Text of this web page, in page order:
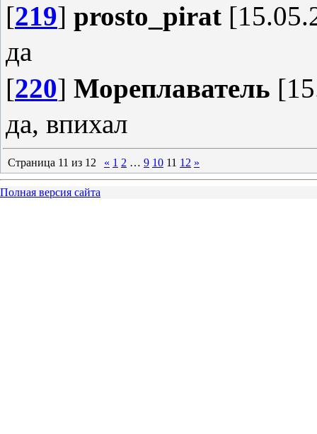
[219] prosto_pirat
да
[220] Мореплаватель
да, впихал
Страница 11 из 12 « 1 2 … 9 10 11 12 »
Полная версия сайта